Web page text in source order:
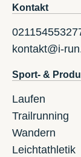
Kontakt
kontakt@i-
Sport- &
Laufen
Trailrunning
Wandern
Leichtathletik